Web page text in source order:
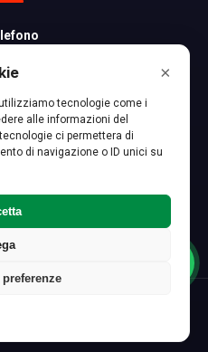
×
tecnologie come i
alle informazioni del
ci permettera di
di navigazione o ID unici su